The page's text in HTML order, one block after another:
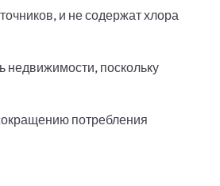
и не содержат хлора
недвижимости, поскольку
потребления